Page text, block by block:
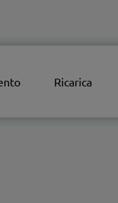
Ricarica